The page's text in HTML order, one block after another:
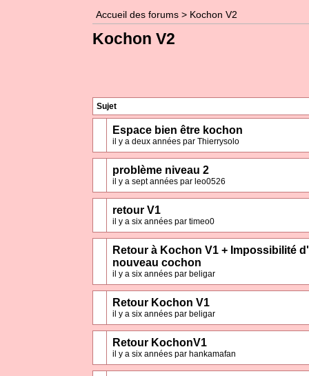
Accueil des forums > Kochon V2
Kochon V2
Sujet
Espace bien être kochon
il y a deux années par Thierrysolo
problème niveau 2
il y a sept années par leo0526
retour V1
il y a six années par timeo0
Retour à Kochon V1 + Impossibilité
nouveau cochon
il y a six années par beligar
Retour Kochon V1
il y a six années par beligar
Retour KochonV1
il y a six années par hankamafan